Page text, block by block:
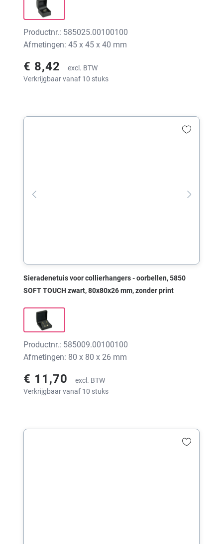
Productnr.: 585025.00100100
Afmetingen: 45 x 45 x 40 mm
€ 8,42
excl. BTW
Verkrijgbaar vanaf 10 stuks
Sieradenetuis voor collierhangers - oorbellen, 5850
SOFT TOUCH zwart, 80x80x26 mm, zonder print
Productnr.: 585009.00100100
Afmetingen: 80 x 80 x 26 mm
€ 11,70
excl. BTW
Verkrijgbaar vanaf 10 stuks